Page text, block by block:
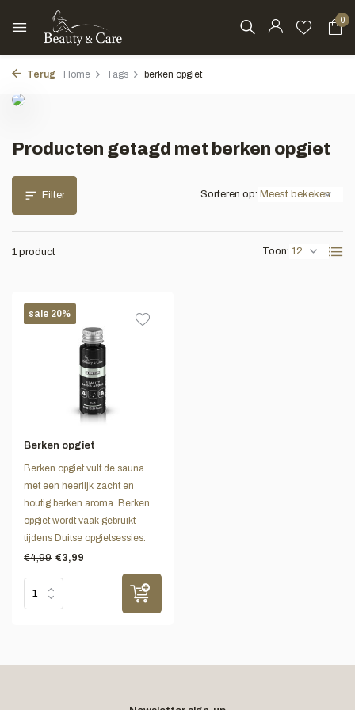
0
Terug Home Tags berken opgiet
Producten getagd met berken opgiet
Filter
1 product Toon:
Sorteren op:
sale 20%
Berken opgiet
Berken opgiet vult de sauna
met een heerlijk zacht en
houtig berken aroma. Berken
opgiet wordt vaak gebruikt
tijdens Duitse opgietsessies.
€4,99 €3,99